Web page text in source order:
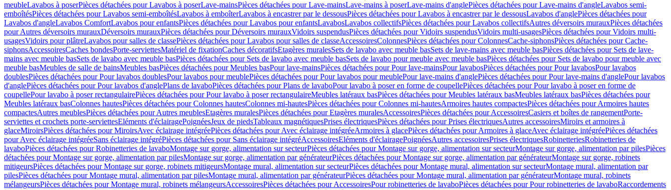
meubleLavabos à poserPièces détachées pour Lavabos à poserLave-mainsPièces détachées pour Lave-mainsLave-mains à poserLave-mains d'anglePièces détachées pour Lave-mains d'angleLavabos semi-
emboîtésPièces détachées pour Lavabos semi-emboîtésLavabos à emboîterLavabos à encastrer par le dessousPièces détachées pour Lavabos à encastrer par le dessousLavabos d'anglePièces détachées pour
Lavabos d'angleLavabos ComfortLavabos pour enfantsPièces détachées pour Lavabos pour enfantsLavabosLavabos collectifsPièces détachées pour Lavabos collectifsAutres déversoirs murauxPièces détachées
pour Autres déversoirs murauxDéversoirs murauxPièces détachées pour Déversoirs murauxVidoirs suspendusPièces détachées pour Vidoirs suspendusVidoirs multi-usagesPièces détachées pour Vidoirs multi-
usagesVidoirs pour plâtreLavabos pour salles de classePièces détachées pour Lavabos pour salles de classeAccessoiresColonnesPièces détachées pour ColonnesCache-siphonsPièces détachées pour Cache-
siphonsAccessoiresCaches bondesPorte-serviettesMatériel de fixationCaches décoratifsEtagères muralesSets de lavabo avec meuble basSets de lave-mains avec meuble basPièces détachées pour Sets de lave-
mains avec meuble basSets de lavabo avec meuble basPièces détachées pour Sets de lavabo avec meuble basSets de lavabo pour meuble avec meuble basPièces détachées pour Sets de lavabo pour meuble avec
meuble basMeubles de salle de bainsMeubles basPièces détachées pour Meubles basPour lave-mainsPièces détachées pour Pour lave-mainsPour lavabosPièces détachées pour Pour lavabosPour lavabos
doublesPièces détachées pour Pour lavabos doublesPour lavabos pour meublePièces détachées pour Pour lavabos pour meublePour lave-mains d'anglePièces détachées pour Pour lave-mains d'anglePour lavabos
d'anglePièces détachées pour Pour lavabos d'anglePlans de lavaboPièces détachées pour Plans de lavaboPour lavabo à poser en forme de coupellePièces détachées pour Pour lavabo à poser en forme de
coupellePour lavabo à poser rectangulairePièces détachées pour Pour lavabo à poser rectangulaireMeubles latéraux basPièces détachées pour Meubles latéraux basMeubles latéraux basPièces détachées pour
Meubles latéraux basColonnes hautesPièces détachées pour Colonnes hautesColonnes mi-hautesPièces détachées pour Colonnes mi-hautesArmoires hautes compactesPièces détachées pour Armoires hautes
compactesAutres meublesPièces détachées pour Autres meublesEtagères muralesPièces détachées pour Etagères muralesAccessoiresPièces détachées pour AccessoiresCasiers et boîtes de rangementPorte-
serviettes et crochets porte-serviettesEléments d'éclairagePoignéesJeux de piedsTableaux magnétiquesPrises électriquesPièces détachées pour Prises électriquesAutres accessoiresMiroirs et armoires à
glaceMiroirsPièces détachées pour MiroirsAvec éclairage intégréePièces détachées pour Avec éclairage intégréeArmoires à glacePièces détachées pour Armoires à glaceAvec éclairage intégréePièces détachées
pour Avec éclairage intégréeSans éclairage intégréPièces détachées pour Sans éclairage intégréAccessoiresEléments d'éclairagePoignéesAutres accessoiresPrises électriquesRobinetteriesRobinetteries de
lavaboPièces détachées pour Robinetteries de lavaboMontage sur gorge, alimentation sur secteurPièces détachées pour Montage sur gorge, alimentation sur secteurMontage sur gorge, alimentation par pilesPièces
détachées pour Montage sur gorge, alimentation par pilesMontage sur gorge, alimentation par générateurPièces détachées pour Montage sur gorge, alimentation par générateurMontage sur gorge, robinets
mitigeursPièces détachées pour Montage sur gorge, robinets mitigeursMontage mural, alimentation sur secteurPièces détachées pour Montage mural, alimentation sur secteurMontage mural, alimentation par
pilesPièces détachées pour Montage mural, alimentation par pilesMontage mural, alimentation par générateurPièces détachées pour Montage mural, alimentation par générateurMontage mural, robinets
mélangeursPièces détachées pour Montage mural, robinets mélangeursAccessoiresPièces détachées pour AccessoiresPour robinetteries de lavaboPièces détachées pour Pour robinetteries de lavaboRaccordements